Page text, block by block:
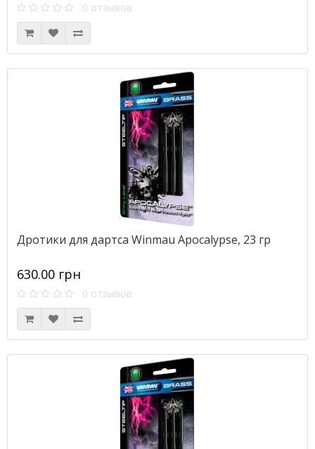
0 отзывов
Дротики для дартса Winmau Apocalypse, 23 гр
630.00 грн
0 отзывов